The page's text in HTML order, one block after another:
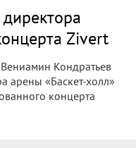
Zivert
Кондратьев
арены «Баскет-холл»
концерта